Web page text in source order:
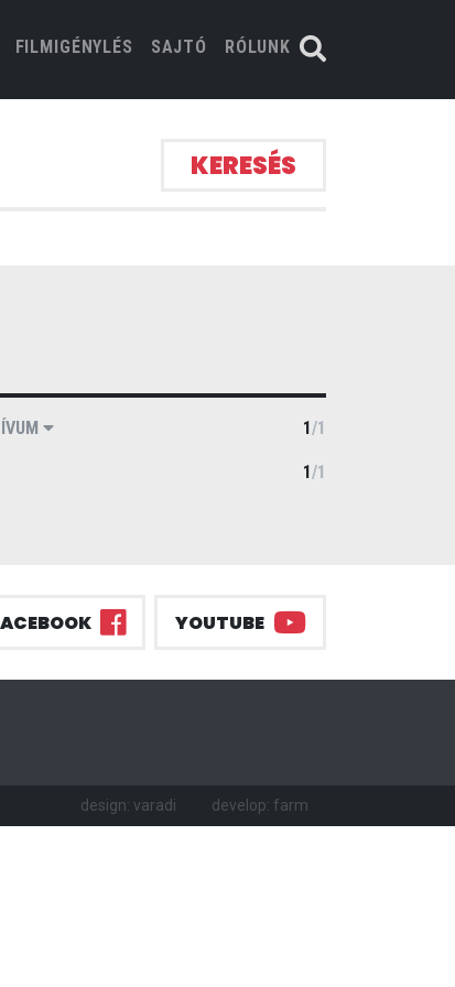
FILMIGÉNYLÉS SAJTÓ RÓLUNK
KERESÉS
1/1
1/1
YOUTUBE
design: varadi develop: farm